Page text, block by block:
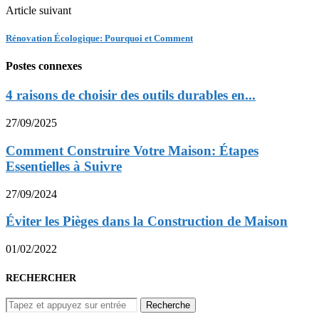
Article suivant
Rénovation Écologique: Pourquoi et Comment
Postes connexes
4 raisons de choisir des outils durables en...
27/09/2025
Comment Construire Votre Maison: Étapes
Essentielles à Suivre
27/09/2024
Éviter les Pièges dans la Construction de Maison
01/02/2022
RECHERCHER